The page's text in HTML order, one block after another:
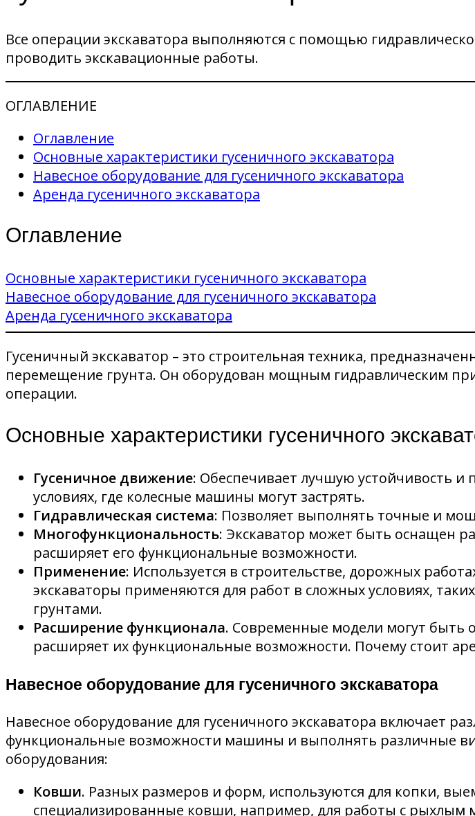
Все операции экскаватора выполняются с помощью
проводить экскавационные работы.
ОГЛАВЛЕНИЕ
Оглавление
Основные характеристики гусеничного экскаватора
Навесное оборудование для гусеничного экскаватора
Аренда гусеничного экскаватора
Оглавление
Основные характеристики гусеничного экскаватора
Навесное оборудование для гусеничного экскаватора
Аренда гусеничного экскаватора
Гусеничный экскаватор – это строительная техника,
перемещение грунта. Он оборудован мощным гидравлическим
операции.
Основные характеристики гусеничного
Гусеничное движение: Обеспечивает лучшую устойчивость и
условиях, где колесные машины могут застрять.
Гидравлическая система: Позволяет выполнять точные и
Многофункциональность: Экскаватор может быть оснащен
расширяет его функциональные возможности.
Применение: Используется в строительстве, дорожных
экскаваторы применяются для работ в сложных условиях,
грунтами.
Расширение функционала. Современные модели могут быть
расширяет их функциональные возможности. Почему стоит
Навесное оборудование для гусеничного экскаватора
Навесное оборудование для гусеничного экскаватора включает
функциональные возможности машины и выполнять различные
оборудования:
Ковши. Разных размеров и форм, используются для копки,
специализированные ковши, например, для работы с